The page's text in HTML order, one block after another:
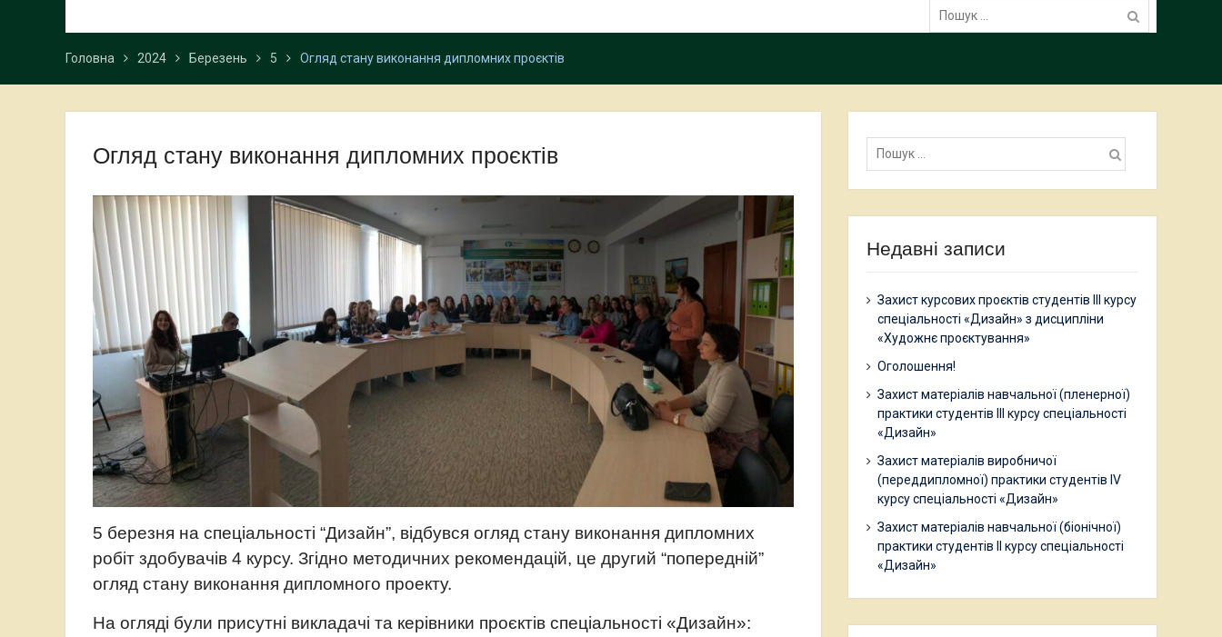
Головна 2024 Березень 5 Огляд стану виконання дипломних проєктів
Огляд стану виконання дипломних проєктів
5 березня на спеціальності “Дизайн”, відбувся огляд стану виконання дипломних
робіт здобувачів 4 курсу. Згідно методичних рекомендацій, це другий “попередній”
огляд стану виконання дипломного проекту.
На огляді були присутні викладачі та керівники проєктів спеціальності «Дизайн»:
Пошук:
Недавні записи
Захист курсових проєктів студентів ІІІ курсу
спеціальності «Дизайн» з дисципліни
«Художнє проєктування»
Оголошення!
Захист матеріалів навчальної (пленерної)
практики студентів ІІІ курсу спеціальності
«Дизайн»
Захист матеріалів виробничої
(переддипломної) практики студентів ІV
курсу спеціальності «Дизайн»
Захист матеріалів навчальної (біонічної)
практики студентів ІІ курсу спеціальності
«Дизайн»